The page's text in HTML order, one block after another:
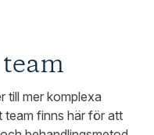
till mer komplexa
team finns här för att